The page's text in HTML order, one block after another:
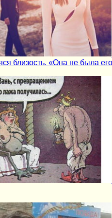
близость. «Она не была